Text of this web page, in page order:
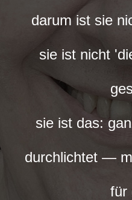
darum ist sie
sie ist nicht
sie ist das:
durchlichtet —
für